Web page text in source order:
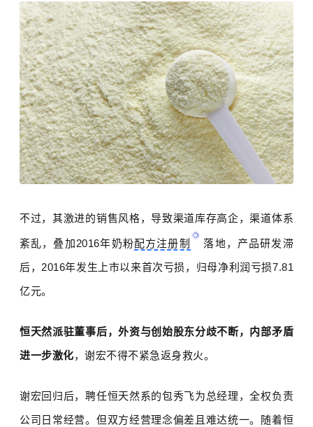
不过，其激进的销售风格，导致渠道库存高企，渠道体系
紊乱，叠加2016年奶粉配方注册制
落地，产品研发滞
后，2016年发生上市以来首次亏损，归母净利润亏损7.81
亿元。
恒天然派驻董事后，外资与创始股东分歧不断，内部矛盾
进一步激化，谢宏不得不紧急返身救火。
谢宏回归后，聘任恒天然系的包秀飞为总经理，全权负责
公司日常经营。但双方经营理念偏差且难达统一。随着恒